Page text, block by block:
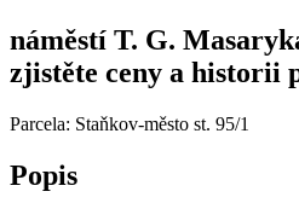
náměstí T. G.
zjistěte ceny a historii
Parcela: Staňkov-město st. 95/1
Popis